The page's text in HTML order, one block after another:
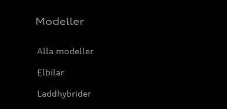
Modeller
Alla modeller
Elbilar
Laddhybrider